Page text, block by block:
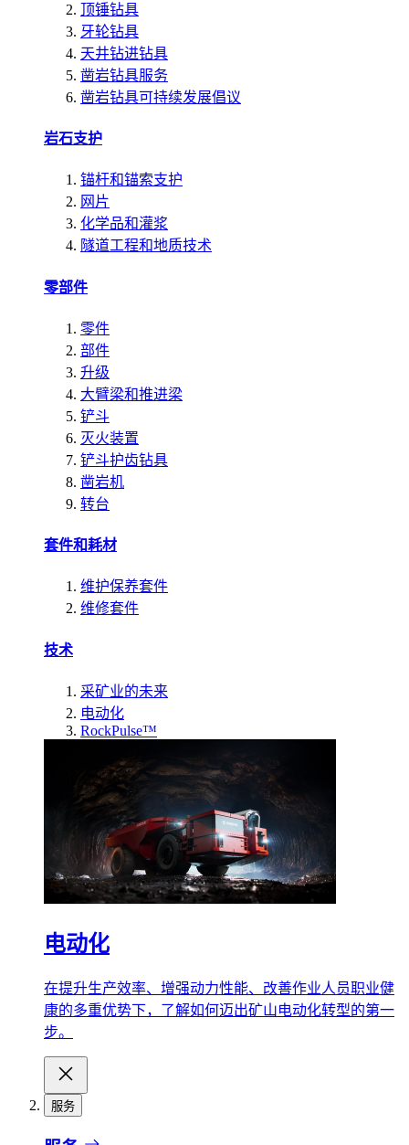
顶锤钻具
牙轮钻具
天井钻进钻具
凿岩钻具服务
凿岩钻具可持续发展倡议
岩石支护
锚杆和锚索支护
网片
化学品和灌浆
隧道工程和地质技术
零部件
零件
部件
升级
大臂梁和推进梁
铲斗
灭火装置
铲斗护齿钻具
凿岩机
转台
套件和耗材
维护保养套件
维修套件
技术
采矿业的未来
电动化
RockPulse™
电动化
在提升生产效率、增强动力性能、改善作业人员职业健
康的多重优势下，了解如何迈出矿山电动化转型的第一
步。
服务